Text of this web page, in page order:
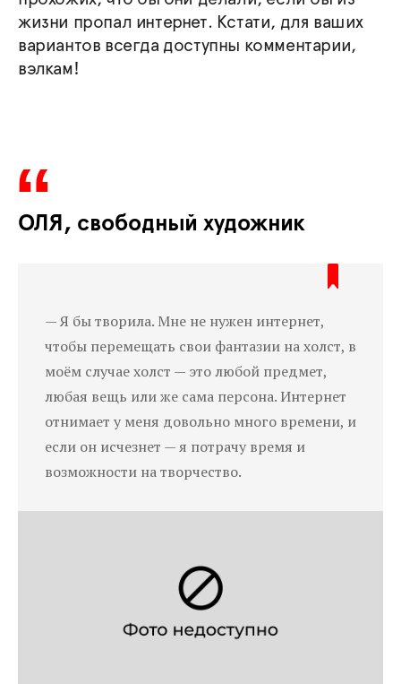
жизни пропал интернет. Кстати, для ваших
вариантов всегда доступны комментарии,
вэлкам!
ОЛЯ, свободный художник
— Я бы творила. Мне не нужен интернет,
чтобы перемещать свои фантазии на холст, в
моём случае холст — это любой предмет,
любая вещь или же сама персона. Интернет
отнимает у меня довольно много времени, и
если он исчезнет — я потрачу время и
возможности на творчество.